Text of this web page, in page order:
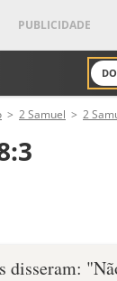
2 Samuel 2
disseram: